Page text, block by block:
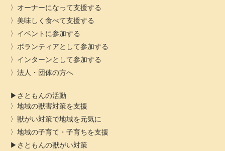
オーナーになって支援する
美味しく食べて支援する
イベントに参加する
ボランティアとして参加する
インターンとして参加する
法人・団体の方へ
さともんの活動
地域の獣害対策を支援
獣がい対策で地域を元気に
地域の子育て・子育ちを支援
さともんの獣がい対策